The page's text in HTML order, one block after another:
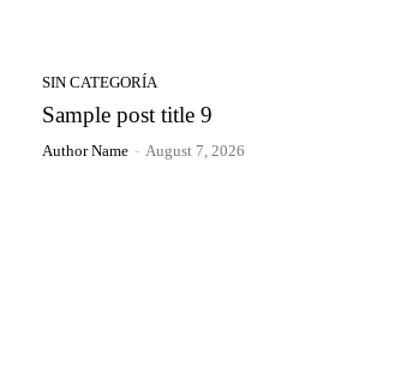
SIN CATEGORÍA
Sample post title 9
Author Name - August 7, 2026